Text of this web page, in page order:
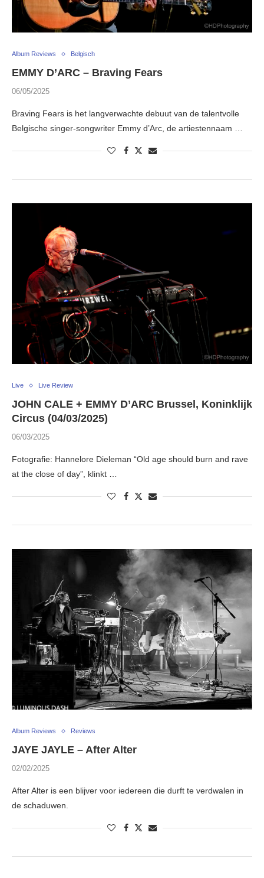
Album Reviews Belgisch
EMMY D’ARC – Braving Fears
06/05/2025
Braving Fears is het langverwachte debuut van de talentvolle
Belgische singer-songwriter Emmy d’Arc, de artiestennaam …
Live Live Review
JOHN CALE + EMMY D’ARC Brussel, Koninklijk
Circus (04/03/2025)
06/03/2025
Fotografie: Hannelore Dieleman “Old age should burn and rave
at the close of day”, klinkt …
Album Reviews Reviews
JAYE JAYLE – After Alter
02/02/2025
After Alter is een blijver voor iedereen die durft te verdwalen in
de schaduwen.